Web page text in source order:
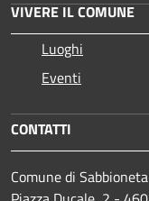
VIVERE IL COMUNE
Luoghi
Eventi
CONTATTI
Comune di Sabbioneta